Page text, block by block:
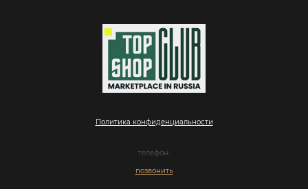
Политика конфиденциальности
телефон:
позвонить